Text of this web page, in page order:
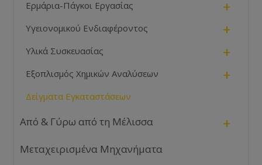
Ερμάρια-Πάγκοι Εργασίας +
Υγειονομικού Ενδιαφέροντος +
Υλικά Συσκευασίας +
Εξοπλισμός Χημικών Αναλύσεων +
Δείγματα Εγκαταστάσεων
Από & Γύρω από τη Μέλισσα +
Μεταχειρισμένα Μηχανήματα